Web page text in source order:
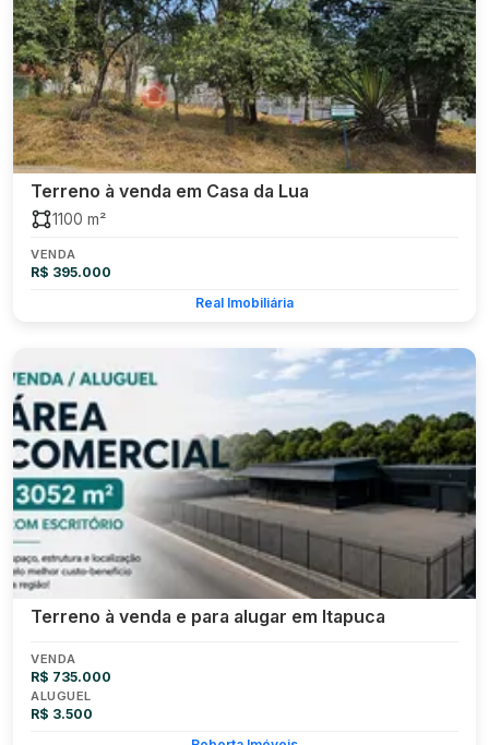
Terreno à venda em Casa da Lua
1100 m²
VENDA
R$ 395.000
Real Imobiliária
Terreno à venda e para alugar em Itapuca
VENDA
R$ 735.000
ALUGUEL
R$ 3.500